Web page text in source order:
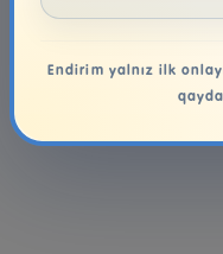
Endirim yalnız ilk